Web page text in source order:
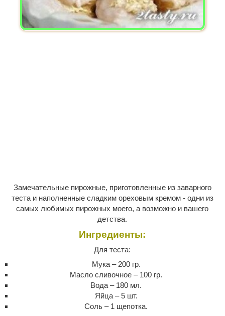
Замечательные пирожные, приготовленные из заварного
теста и наполненные сладким ореховым кремом - одни из
самых любимых пирожных моего, а возможно и вашего
детства.
Ингредиенты:
Для теста:
Мука – 200 гр.
Масло сливочное – 100 гр.
Вода – 180 мл.
Яйца – 5 шт.
Соль – 1 щепотка.